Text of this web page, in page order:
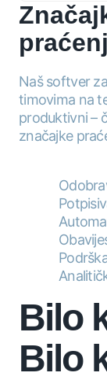
Naš softver
timovima na
produktivni –
značajke
Bilo
Bilo